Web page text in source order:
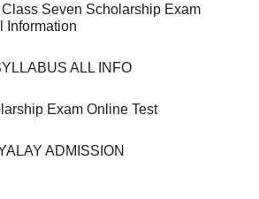
Seven Scholarship Exam
Information
ALL INFO
Exam Online Test
ADMISSION